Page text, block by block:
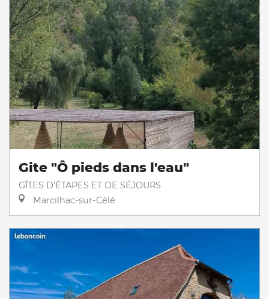
Gite "Ô pieds dans l'eau"
GÎTES D'ÉTAPES ET DE SÉJOURS
Marcilhac-sur-Célé